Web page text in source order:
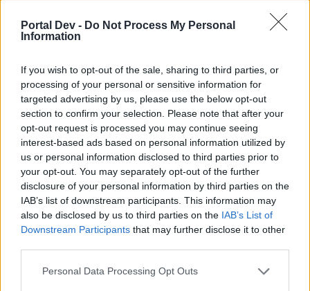
Portal Dev - Do Not Process My Personal
Information
If you wish to opt-out of the sale, sharing to third parties, or
processing of your personal or sensitive information for
targeted advertising by us, please use the below opt-out
section to confirm your selection. Please note that after your
opt-out request is processed you may continue seeing
interest-based ads based on personal information utilized by
us or personal information disclosed to third parties prior to
your opt-out. You may separately opt-out of the further
disclosure of your personal information by third parties on the
IAB’s list of downstream participants. This information may
also be disclosed by us to third parties on the IAB’s List of
Downstream Participants that may further disclose it to other
Personal Data Processing Opt Outs
gestärkt los, Danke Mone.
Vielen Dank@Moneund@Kremminafür's Daumen
drücken, wenn es so läuft wie am Dienstag, wäre ich
schon zufrieden.
Zitat von Kremmina:↑
Ich jedenfalls nicht, muss heute aber auch raus und hoffe, dass
es bei mir trocken bleibt.
Ziel zu kommen.